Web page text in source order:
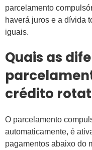
parcelamento
haverá juros e a dívida
iguais.
Quais as
crédito
O parcelamento
automaticamente, é
pagamentos abaixo do